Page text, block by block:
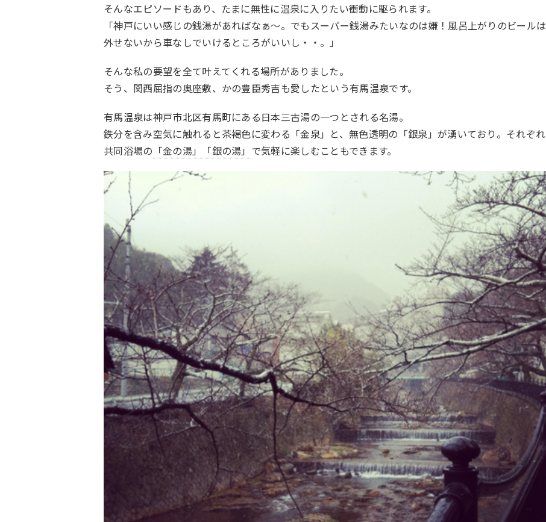
そんなエピソードもあり、たまに無性に温泉に入りたい衝動に駆られます。
「神戸にいい感じの銭湯があればなぁ〜。でもスーパー銭湯みたいなのは嫌！風呂上がりのビールは
外せないから車なしでいけるところがいいし・・。」
そんな私の要望を全て叶えてくれる場所がありました。
そう、関西屈指の奥座敷、かの豊臣秀吉も愛したという有馬温泉です。
有馬温泉は神戸市北区有馬町にある日本三古湯の一つとされる名湯。
鉄分を含み空気に触れると茶褐色に変わる「金泉」と、無色透明の「銀泉」が湧いており。それぞれ
共同浴場の 「金の湯」「銀の湯」 で気軽に楽しむこともできます。